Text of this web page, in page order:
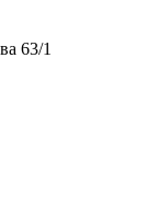
63/1